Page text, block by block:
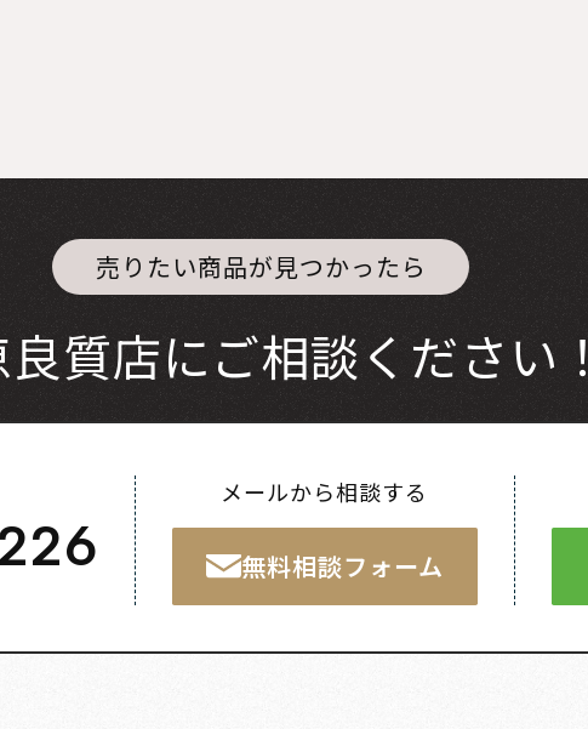
売りたい商品が見つかったら
質店にご相談ください！
メールから相談する
無料相談フォーム